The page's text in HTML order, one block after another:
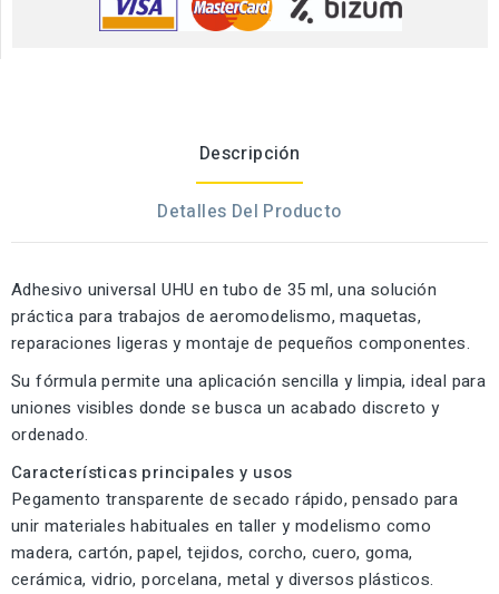
Descripción
Detalles Del Producto
Adhesivo universal UHU en tubo de 35 ml, una solución
práctica para trabajos de aeromodelismo, maquetas,
reparaciones ligeras y montaje de pequeños componentes.
Su fórmula permite una aplicación sencilla y limpia, ideal para
uniones visibles donde se busca un acabado discreto y
ordenado.
Características principales y usos
Pegamento transparente de secado rápido, pensado para
unir materiales habituales en taller y modelismo como
madera, cartón, papel, tejidos, corcho, cuero, goma,
cerámica, vidrio, porcelana, metal y diversos plásticos.